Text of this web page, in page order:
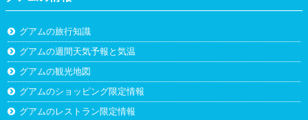
グアムの旅行知識
グアムの週間天気予報と気温
グアムの観光地図
グアムのショッピング限定情報
グアムのレストラン限定情報